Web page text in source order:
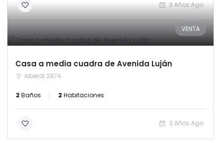
3 Años Ago
VENTA
Casa a media cuadra de Avenida Luján
Alberdi 2974
2 Baños 2 Habitaciones
3 Años Ago